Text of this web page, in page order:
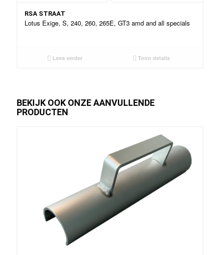
RSA STRAAT
Lotus Exige, S, 240, 260, 265E, GT3 amd and all specials
Lees verder Toon details
BEKIJK OOK ONZE AANVULLENDE
PRODUCTEN